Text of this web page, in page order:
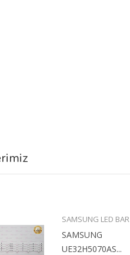
SAMSUNG LED BAR
SAMSUNG
UE32H5070AS...